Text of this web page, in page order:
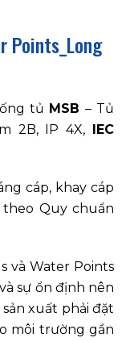
Points_Long
tủ MSB – Tủ
2B, IP 4X,
IEC
cáp, khay cáp
theo Quy chuẩn
và Water Points
sự ổn định nên
xuất phải đặt
môi trường gần